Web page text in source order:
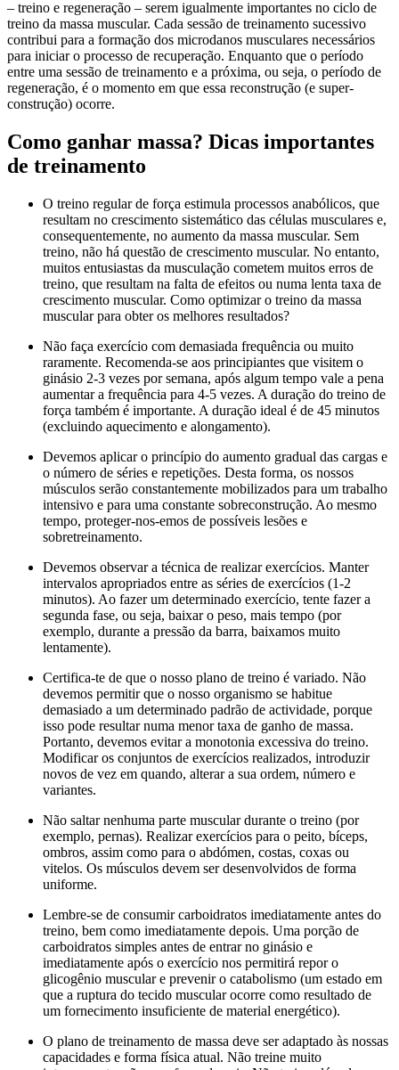
– treino e regeneração – serem igualmente importantes no ciclo de
treino da massa muscular. Cada sessão de treinamento sucessivo
contribui para a formação dos microdanos musculares necessários
para iniciar o processo de recuperação. Enquanto que o período
entre uma sessão de treinamento e a próxima, ou seja, o período de
regeneração, é o momento em que essa reconstrução (e super-
construção) ocorre.
Como ganhar massa? Dicas importantes
de treinamento
O treino regular de força estimula processos anabólicos, que
resultam no crescimento sistemático das células musculares e,
consequentemente, no aumento da massa muscular. Sem
treino, não há questão de crescimento muscular. No entanto,
muitos entusiastas da musculação cometem muitos erros de
treino, que resultam na falta de efeitos ou numa lenta taxa de
crescimento muscular. Como optimizar o treino da massa
muscular para obter os melhores resultados?
Não faça exercício com demasiada frequência ou muito
raramente. Recomenda-se aos principiantes que visitem o
ginásio 2-3 vezes por semana, após algum tempo vale a pena
aumentar a frequência para 4-5 vezes. A duração do treino de
força também é importante. A duração ideal é de 45 minutos
(excluindo aquecimento e alongamento).
Devemos aplicar o princípio do aumento gradual das cargas e
o número de séries e repetições. Desta forma, os nossos
músculos serão constantemente mobilizados para um trabalho
intensivo e para uma constante sobreconstrução. Ao mesmo
tempo, proteger-nos-emos de possíveis lesões e
sobretreinamento.
Devemos observar a técnica de realizar exercícios. Manter
intervalos apropriados entre as séries de exercícios (1-2
minutos). Ao fazer um determinado exercício, tente fazer a
segunda fase, ou seja, baixar o peso, mais tempo (por
exemplo, durante a pressão da barra, baixamos muito
lentamente).
Certifica-te de que o nosso plano de treino é variado. Não
devemos permitir que o nosso organismo se habitue
demasiado a um determinado padrão de actividade, porque
isso pode resultar numa menor taxa de ganho de massa.
Portanto, devemos evitar a monotonia excessiva do treino.
Modificar os conjuntos de exercícios realizados, introduzir
novos de vez em quando, alterar a sua ordem, número e
variantes.
Não saltar nenhuma parte muscular durante o treino (por
exemplo, pernas). Realizar exercícios para o peito, bíceps,
ombros, assim como para o abdómen, costas, coxas ou
vitelos. Os músculos devem ser desenvolvidos de forma
uniforme.
Lembre-se de consumir carboidratos imediatamente antes do
treino, bem como imediatamente depois. Uma porção de
carboidratos simples antes de entrar no ginásio e
imediatamente após o exercício nos permitirá repor o
glicogênio muscular e prevenir o catabolismo (um estado em
que a ruptura do tecido muscular ocorre como resultado de
um fornecimento insuficiente de material energético).
O plano de treinamento de massa deve ser adaptado às nossas
capacidades e forma física atual. Não treine muito